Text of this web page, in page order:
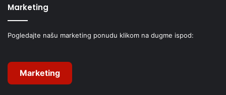
Marketing
Pogledajte našu marketing ponudu klikom na dugme ispod:
Marketing